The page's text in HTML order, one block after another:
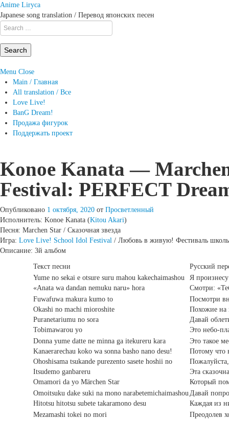
Anime Liryca
Japanese song translation / Перевод японских песен
Search
on:
Menu Close
Main / Главная
All translation / Все
Love Live!
BanG Dream!
Продажа фигурок
Поддержать проект
Konoe Kanata —
Festival: PERFECT
Опубликовано 1 октября, 2020 от Просветленный
Исполнитель: Konoe Kanata (Kitou Akari)
Песня: Marchen Star / Сказочная звезда
Игра: Love Live! School Idol Festival / Любовь в живую! Фестиваль
Описание: 3й альбом
Текст песни
Русский
Yume no sekai e otsure suru mahou kakechaimashou
«Anata wa dandan nemuku naru» hora
Я произнесу
Смотри:
Fuwafuwa makura kumo to
Okashi no machi mioroshite
Puranetariumu no sora
Tobimawarou yo
Посмотри
Похожие на
Давай
Это небо-
Donna yume datte ne minna ga itekureru kara
Kanaerarechau koko wa sonna basho nano desu!
Ohoshisama tsukande purezento sasete hoshii no
Itsudemo ganbareru
Omamori da yo Märchen Star
Это такое
Потому что
Эта
Который
Omoitsuku dake suki na mono narabetemichaimashou
Hitotsu hitotsu subete takaramono desu
Давай
Каждая из
Mezamashi tokei no mori
Преодолев